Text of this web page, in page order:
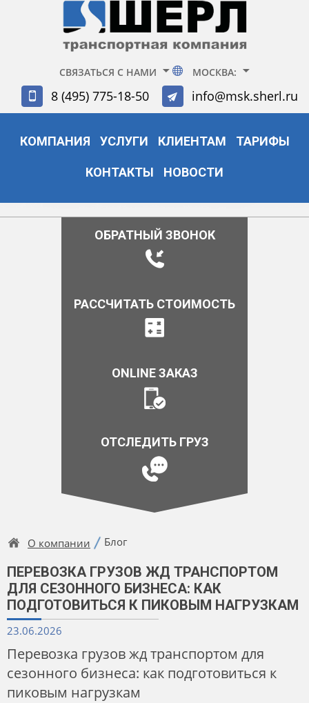
СВЯЗАТЬСЯ С НАМИ МОСКВА:
8 (495) 775-18-50 info@msk.sherl.ru
КОМПАНИЯ УСЛУГИ КЛИЕНТАМ ТАРИФЫ
КОНТАКТЫ НОВОСТИ
ОБРАТНЫЙ ЗВОНОК
РАССЧИТАТЬ СТОИМОСТЬ
ONLINE ЗАКАЗ
ОТСЛЕДИТЬ ГРУЗ
О компании Блог
ПЕРЕВОЗКА ГРУЗОВ ЖД ТРАНСПОРТОМ
ДЛЯ СЕЗОННОГО БИЗНЕСА: КАК
ПОДГОТОВИТЬСЯ К ПИКОВЫМ НАГРУЗКАМ
23.06.2026
Перевозка грузов жд транспортом для
сезонного бизнеса: как подготовиться к
пиковым нагрузкам